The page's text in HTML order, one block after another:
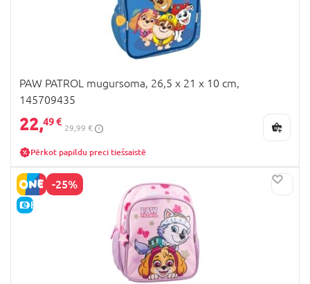
PAW PATROL mugursoma, 26,5 x 21 x 10 cm,
145709435
22,49 €
29,99 €
Pērkot papildu preci tiešsaistē
-25%
E-CENA